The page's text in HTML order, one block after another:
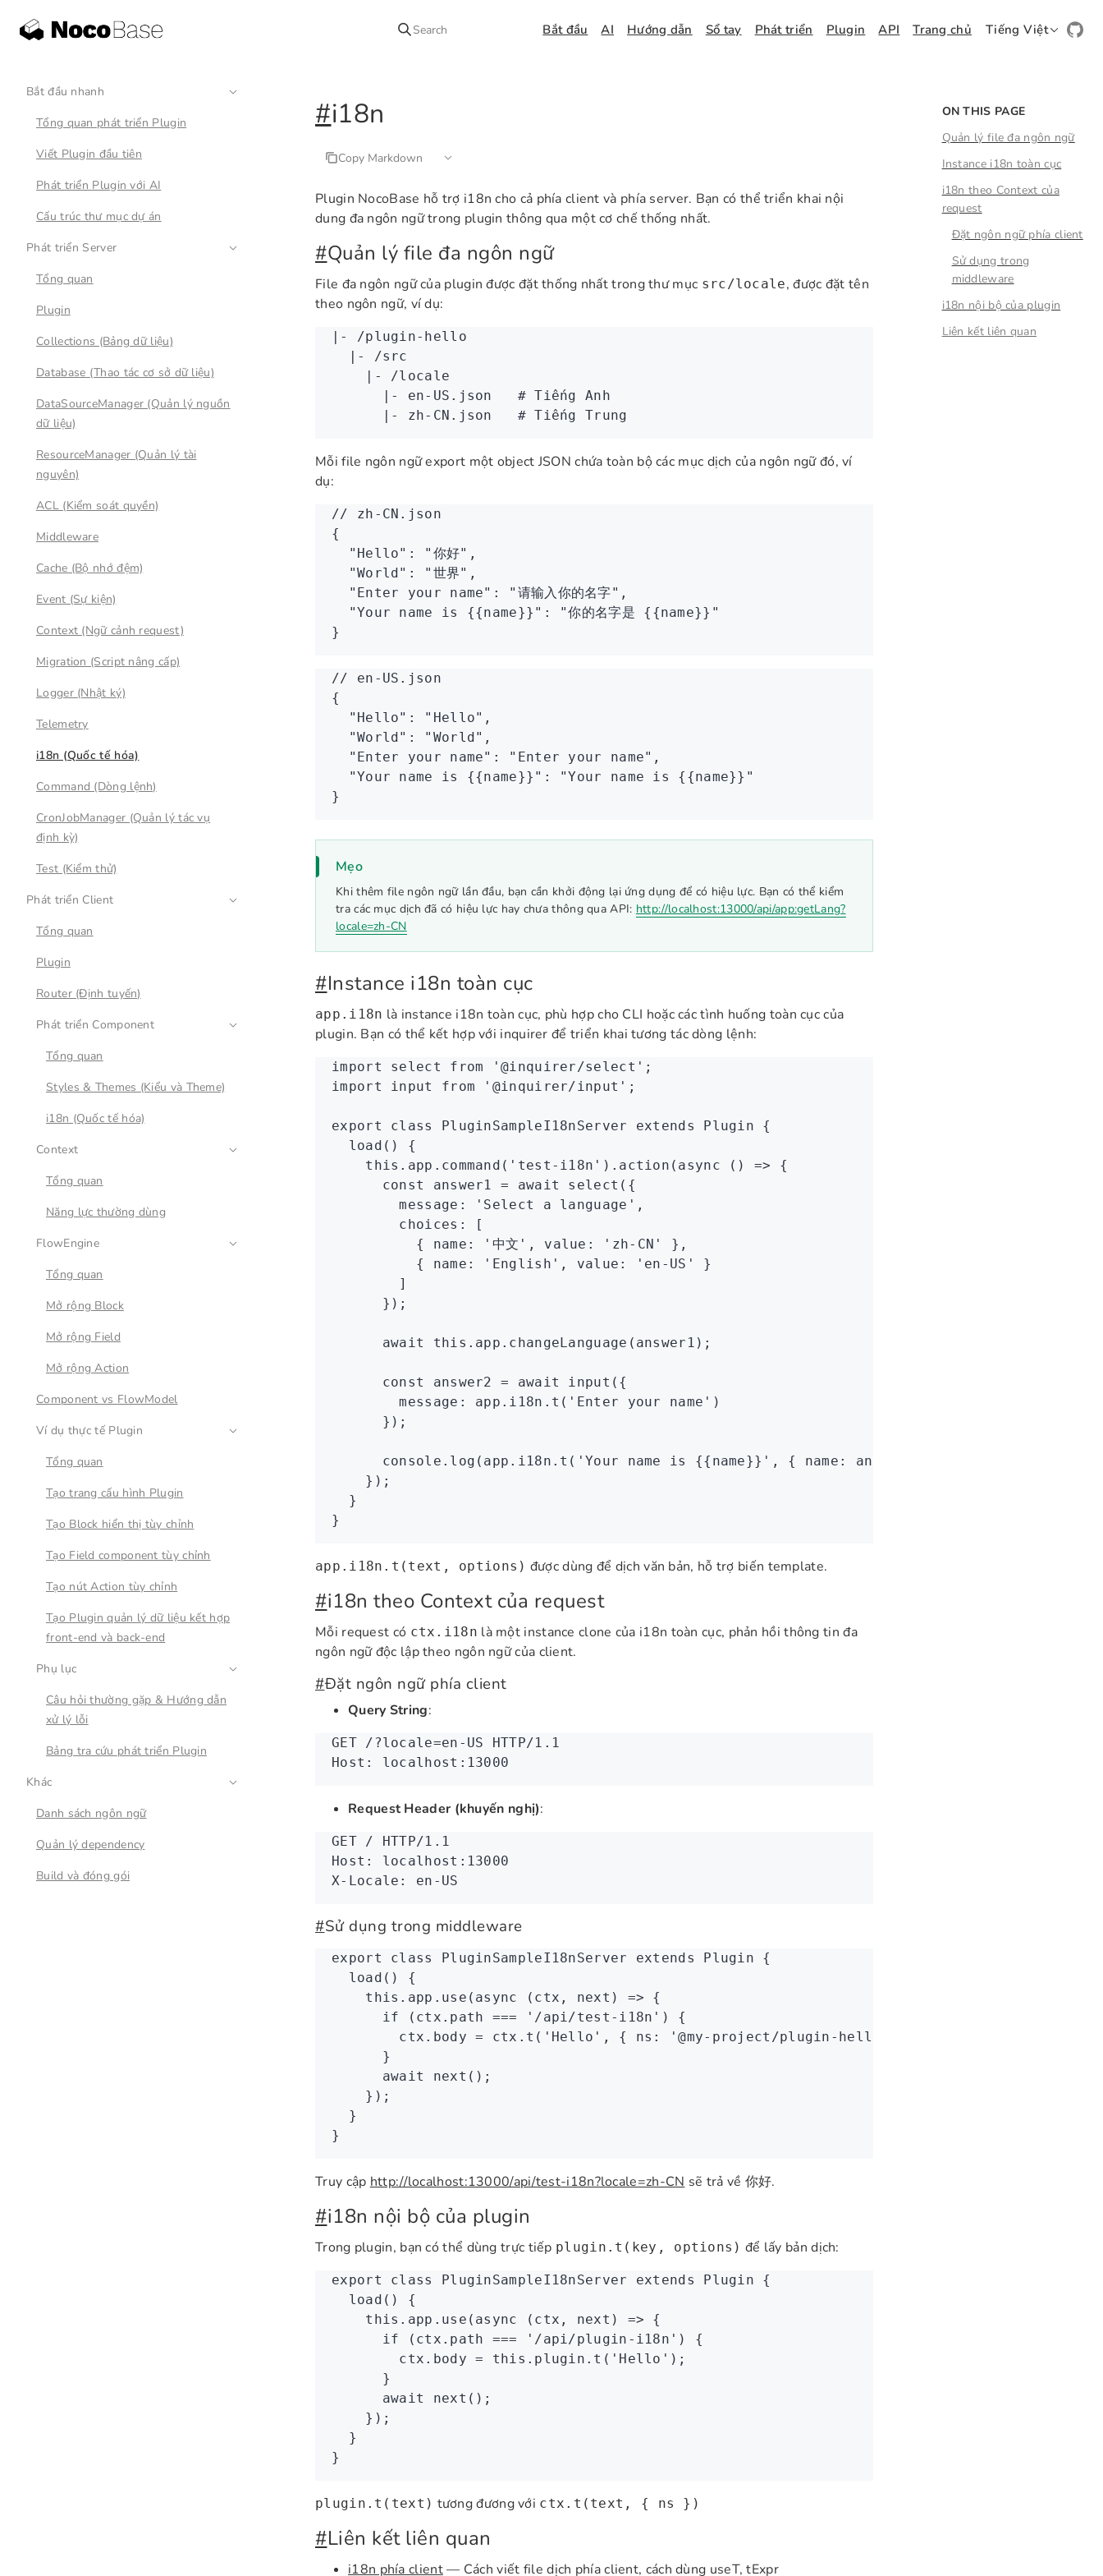
Search Bắt đầu AI Hướng dẫn Sổ tay Phát triển Plugin API Trang chủ Tiếng Việt
Bắt đầu nhanh
Tổng quan phát triển Plugin
Viết Plugin đầu tiên
Phát triển Plugin với AI
Cấu trúc thư mục dự án
Phát triển Server
Tổng quan
Plugin
Collections (Bảng dữ liệu)
Database (Thao tác cơ sở dữ liệu)
DataSourceManager (Quản lý nguồn
dữ liệu)
ResourceManager (Quản lý tài
nguyên)
ACL (Kiểm soát quyền)
Middleware
Cache (Bộ nhớ đệm)
Event (Sự kiện)
Context (Ngữ cảnh request)
Migration (Script nâng cấp)
Logger (Nhật ký)
Telemetry
i18n (Quốc tế hóa)
Command (Dòng lệnh)
CronJobManager (Quản lý tác vụ
định kỳ)
Test (Kiểm thử)
Phát triển Client
Tổng quan
Plugin
Router (Định tuyến)
Phát triển Component
Tổng quan
Styles & Themes (Kiểu và Theme)
i18n (Quốc tế hóa)
Context
Tổng quan
Năng lực thường dùng
FlowEngine
Tổng quan
Mở rộng Block
Mở rộng Field
Mở rộng Action
Component vs FlowModel
Ví dụ thực tế Plugin
Tổng quan
Tạo trang cấu hình Plugin
Tạo Block hiển thị tùy chỉnh
Tạo Field component tùy chỉnh
Tạo nút Action tùy chỉnh
Tạo Plugin quản lý dữ liệu kết hợp
front-end và back-end
Phụ lục
Câu hỏi thường gặp & Hướng dẫn
xử lý lỗi
Bảng tra cứu phát triển Plugin
Khác
Danh sách ngôn ngữ
Quản lý dependency
Build và đóng gói
#i18n
Copy Markdown
Plugin NocoBase hỗ trợ i18n cho cả phía client và phía server. Bạn có thể triển khai nội
dung đa ngôn ngữ trong plugin thông qua một cơ chế thống nhất.
#Quản lý file đa ngôn ngữ
File đa ngôn ngữ của plugin được đặt thống nhất trong thư mục src/locale, được đặt tên
theo ngôn ngữ, ví dụ:
| -
/plugin-hello
  |
-
/src
    |
-
/locale
      |
- en-US.json
   # Tiếng Anh
      |
- zh-CN.json
   # Tiếng Trung
Mỗi file ngôn ngữ export một object JSON chứa toàn bộ các mục dịch của ngôn ngữ đó, ví
dụ:
// zh-CN.json
{
  "Hello"
: "你好" ,
  "World"
: "世界" ,
  "Enter your name"
: "请输入你的名字" ,
  "Your name is {{name}}"
:
"你的名字是 {{name}}"
}
// en-US.json
{
  "Hello"
: "Hello" ,
  "World"
: "World" ,
  "Enter your name"
: "Enter your name" ,
  "Your name is {{name}}"
:
"Your name is {{name}}"
}
Mẹo
Khi thêm file ngôn ngữ lần đầu, bạn cần khởi động lại ứng dụng để có hiệu lực. Bạn có thể kiểm
tra các mục dịch đã có hiệu lực hay chưa thông qua API: http://localhost:13000/api/app:getLang?
locale=zh-CN
#Instance i18n toàn cục
app.i18n là instance i18n toàn cục, phù hợp cho CLI hoặc các tình huống toàn cục của
plugin. Bạn có thể kết hợp với inquirer để triển khai tương tác dòng lệnh:
import select from '@inquirer/select' ;
import input from '@inquirer/input' ;
export class PluginSampleI18nServer extends Plugin {
  load
() {
    this
. app .command ( 'test-i18n' ) .action ( async () => {
      const
answer1 = await select ({
        message
: 'Select a language' ,
        choices
:
[
          { name
: '中文' , value : 'zh-CN' } ,
          { name
: 'English' , value : 'en-US'
}
        ]
      });
      await
this . app .changeLanguage (answer1);
      const
answer2 = await input ({
        message
: app . i18n .t ( 'Enter your name' )
      });
      console
.log ( app . i18n .t ( 'Your name is {{name}}' , { name :
answer2 }));
    });
  }
}
app.i18n.t(text, options) được dùng để dịch văn bản, hỗ trợ biến template.
#i18n theo Context của request
Mỗi request có ctx.i18n là một instance clone của i18n toàn cục, phản hồi thông tin đa
ngôn ngữ độc lập theo ngôn ngữ của client.
#Đặt ngôn ngữ phía client
Query String:
GET /?locale=en-US HTTP/1.1
Host:
localhost:13000
Request Header (khuyến nghị):
GET / HTTP/1.1
Host:
localhost:13000
X-Locale:
en-US
#Sử dụng trong middleware
export class PluginSampleI18nServer extends Plugin {
  load
() {
    this
. app .use ( async (ctx , next) => {
      if
( ctx .path === '/api/test-i18n' ) {
        ctx
.body = ctx .t ( 'Hello' , { ns : '@my-project/plugin-hello'
      }
      await
next ();
    });
  }
}
Truy cập http://localhost:13000/api/test-i18n?locale=zh-CN sẽ trả về 你好.
#i18n nội bộ của plugin
Trong plugin, bạn có thể dùng trực tiếp plugin.t(key, options) để lấy bản dịch:
export class PluginSampleI18nServer extends Plugin {
  load
() {
    this
. app .use ( async (ctx , next) => {
      if
( ctx .path === '/api/plugin-i18n' ) {
        ctx
.body = this . plugin .t ( 'Hello' );
      }
      await
next ();
    });
  }
}
plugin.t(text) tương đương với ctx.t(text, { ns })
#Liên kết liên quan
i18n phía client— Cách viết file dịch phía client, cách dùng useT, tExpr
ON THIS PAGE
Quản lý file đa ngôn ngữ
Instance i18n toàn cục
i18n theo Context của
request
Đặt ngôn ngữ phía client
Sử dụng trong
middleware
i18n nội bộ của plugin
Liên kết liên quan